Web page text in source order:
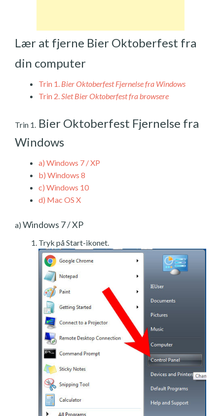
Lær at fjerne Bier Oktoberfest fra
din computer
Trin 1. Bier Oktoberfest Fjernelse fra Windows
Trin 2.Slet Bier Oktoberfest fra browsere
Trin 1. Bier Oktoberfest Fjernelse fra
Windows
a) Windows 7 / XP
b) Windows 8
c) Windows 10
d) Mac OS X
a) Windows 7 / XP
Tryk på Start-ikonet.